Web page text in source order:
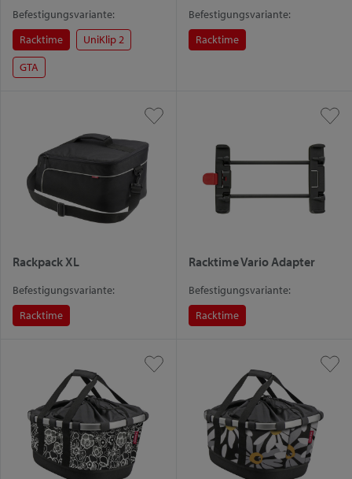
Befestigungsvariante:
Racktime
UniKlip 2
GTA
Befestigungsvariante:
Racktime
Rackpack XL
Befestigungsvariante:
Racktime
Racktime Vario Adapter
Befestigungsvariante:
Racktime